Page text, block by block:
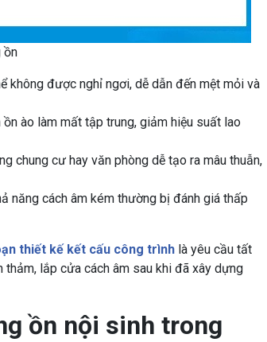
ồn
không được nghỉ ngơi, dễ dẫn đến mệt mỏi và
ồn ào làm mất tập trung, giảm hiệu suất lao
chung cư hay văn phòng dễ tạo ra mâu thuẫn,
năng cách âm kém thường bị đánh giá thấp
thiết kế kết cấu công trình là yêu cầu tất
lắp cửa cách âm sau khi đã xây dựng
ồn nội sinh trong